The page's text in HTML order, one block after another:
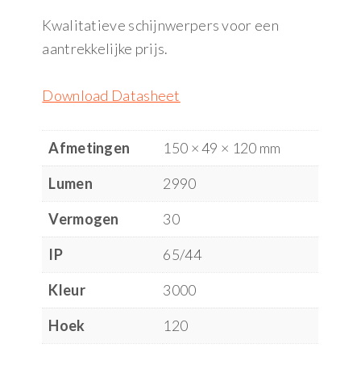
Kwalitatieve schijnwerpers voor een
aantrekkelijke prijs.
Download Datasheet
Afmetingen
150 × 49 × 120 mm
Lumen
2990
Vermogen
30
IP
65/44
Kleur
3000
Hoek
120